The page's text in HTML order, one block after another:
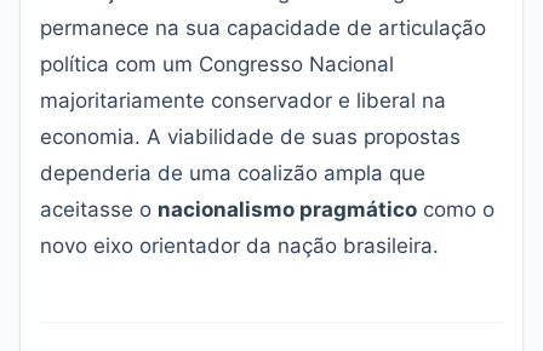
permanece na sua capacidade de articulação
política com um Congresso Nacional
majoritariamente conservador e liberal na
economia. A viabilidade de suas propostas
dependeria de uma coalizão ampla que
aceitasse o nacionalismo pragmático como o
novo eixo orientador da nação brasileira.